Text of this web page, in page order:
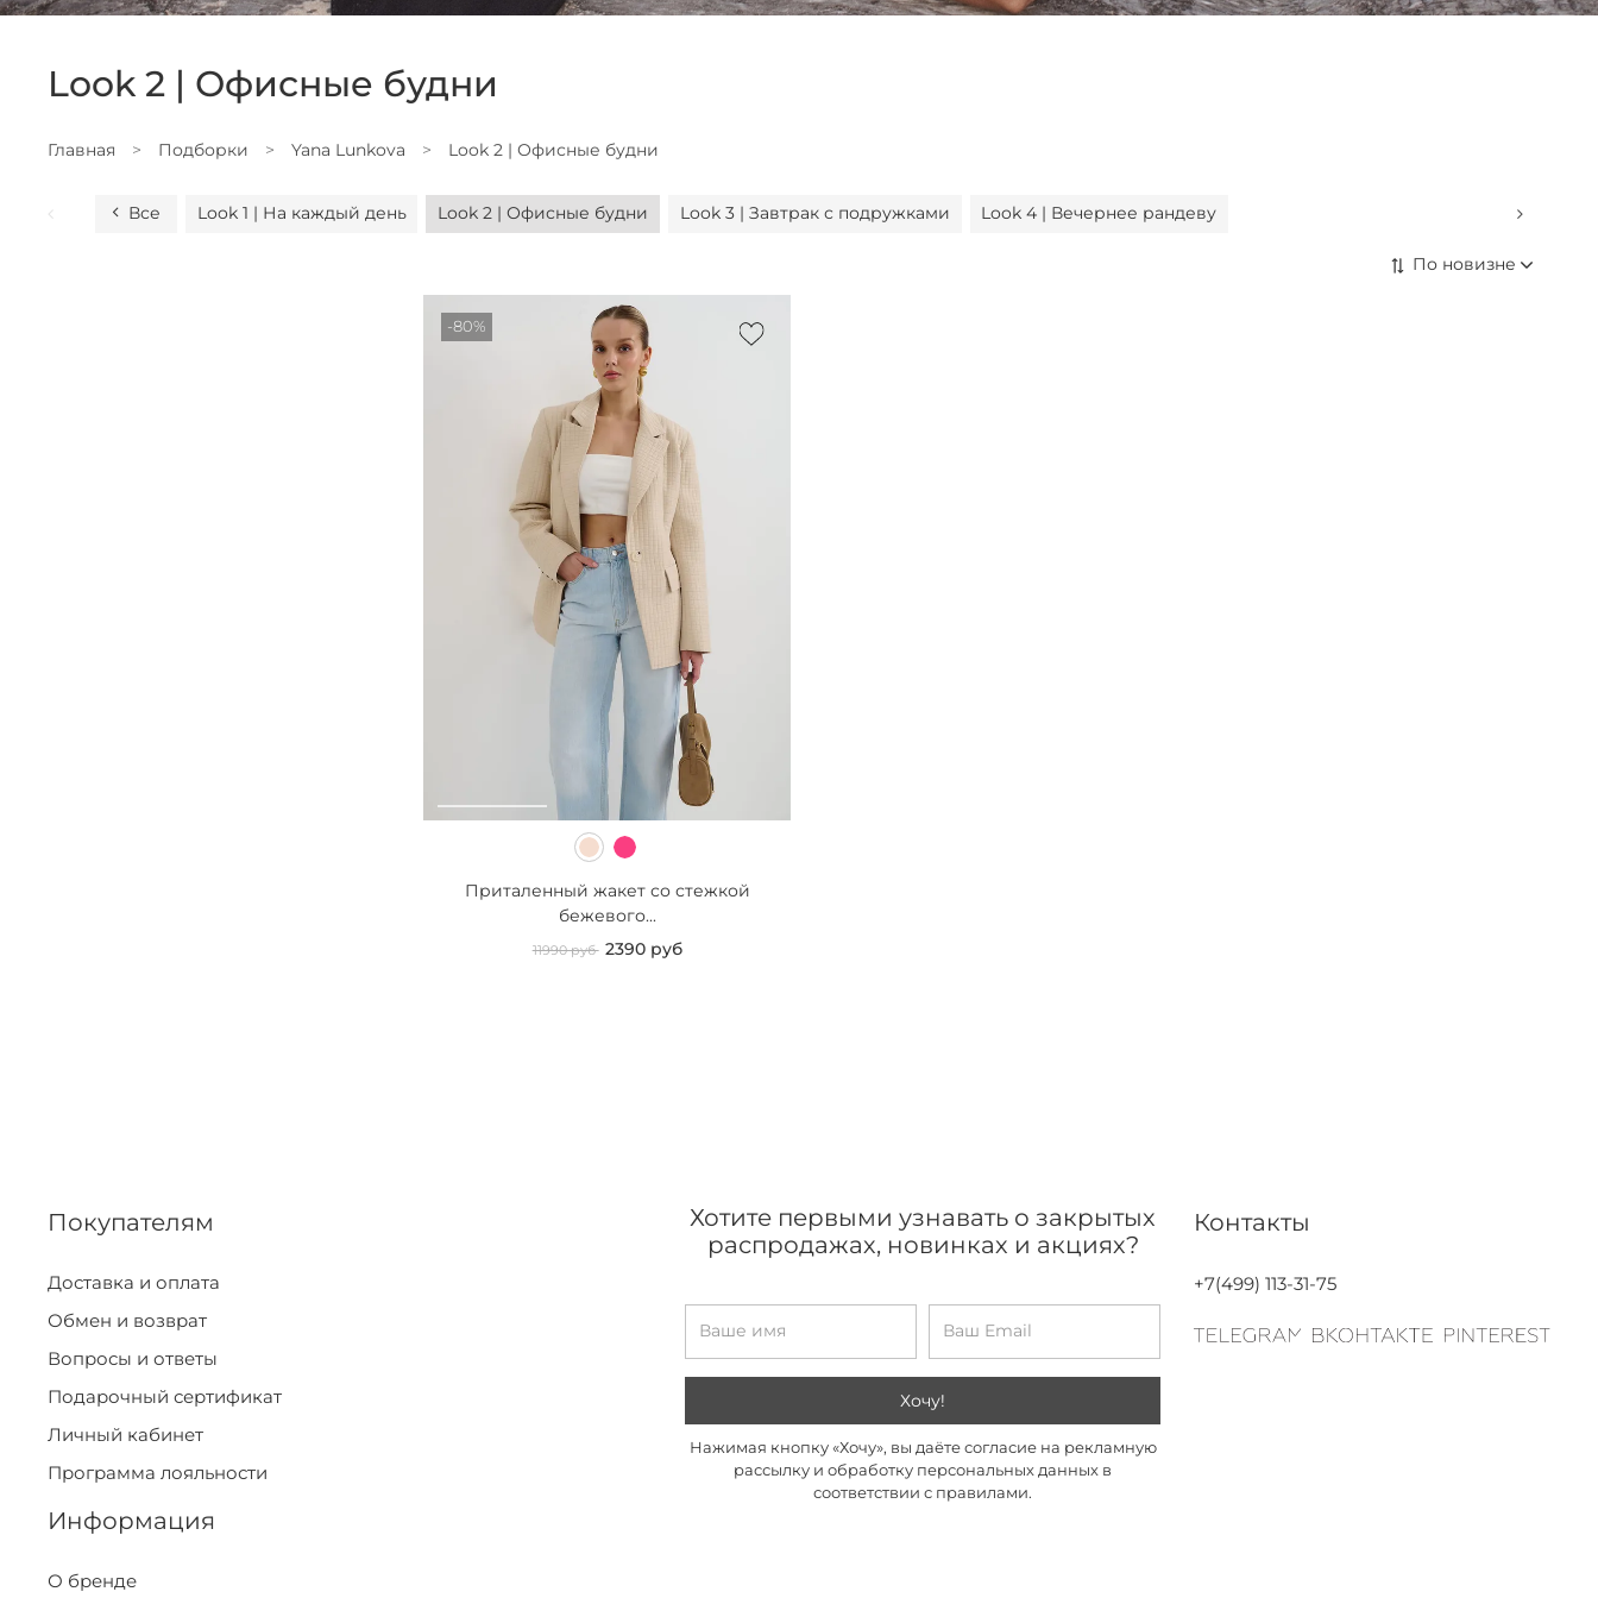
Look 2 | Офисные будни
Главная Подборки Yana Lunkova Look 2 | Офисные будни
Все Look 1 | На каждый день Look 2 | Офисные будни Look 3 | Завтрак с подружками Look 4 | Вечернее рандеву
-80%
Приталенный жакет со стежкой
бежевого...
11990 руб 2390 руб
Покупателям
Доставка и оплата
Обмен и возврат
Вопросы и ответы
Подарочный сертификат
Личный кабинет
Программа лояльности
Информация
О бренде
Хотите первыми узнавать о закрытых
распродажах, новинках и акциях?
Хочу!
Нажимая кнопку «Хочу», вы даёте согласие на рекламную
рассылку и обработку персональных данных в
соответствии с правилами.
Контакты
+7(499) 113-31-75